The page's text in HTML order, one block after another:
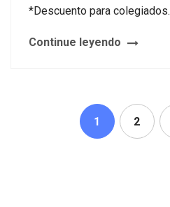
*Descuento para colegiados.
Continue leyendo
1 2